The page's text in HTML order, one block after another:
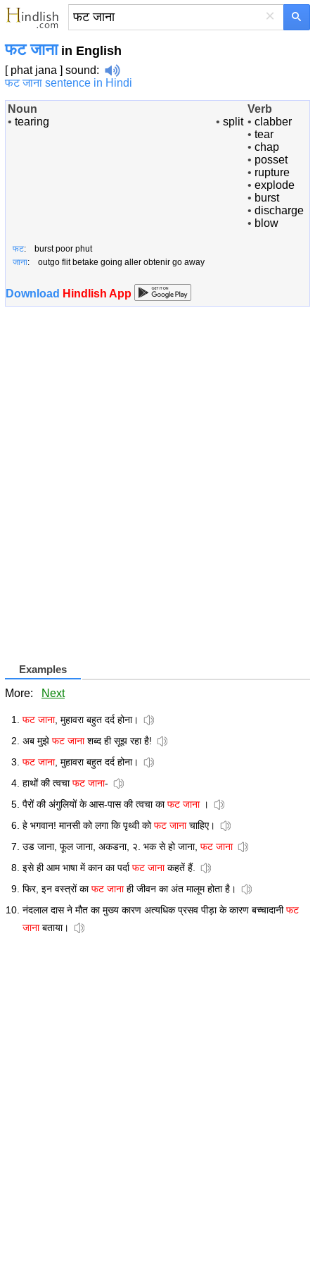
×
फट जानाin English
[ phat jana ] sound:
फट जाना sentence in Hindi
Noun
• tearing • split
Verb
• clabber
• tear
• chap
• posset
• rupture
• explode
• burst
• discharge
• blow
फट: burst poor phut
जाना: outgo flit betake going aller obtenir go away
Download Hindlish App
Examples
More: Next
फट जाना, मुहावरा बहुत दर्द होना।
अब मुझे फट जानाशब्द ही सूझ रहा है!
फट जाना, मुहावरा बहुत दर्द होना।
हाथों की त्वचाफट जाना-
पैरों की अंगुलियों के आस-पास की त्वचा काफट जाना।
हे भगवान! मानसी को लगा कि पृथ्वी कोफट जानाचाहिए।
उड जाना, फूल जाना, अकडना, २. भक से हो जाना, फट जाना
इसे ही आम भाषा में कान का पर्दाफट जानाकहतें हैं.
फिर, इन वस्त्रों काफट जानाही जीवन का अंत मालूम होता है।
नंदलाल दास ने मौत का मुख्य कारण अत्यधिक प्रसव पीड़ा के कारण बच्चादानीफट
जानाबताया।